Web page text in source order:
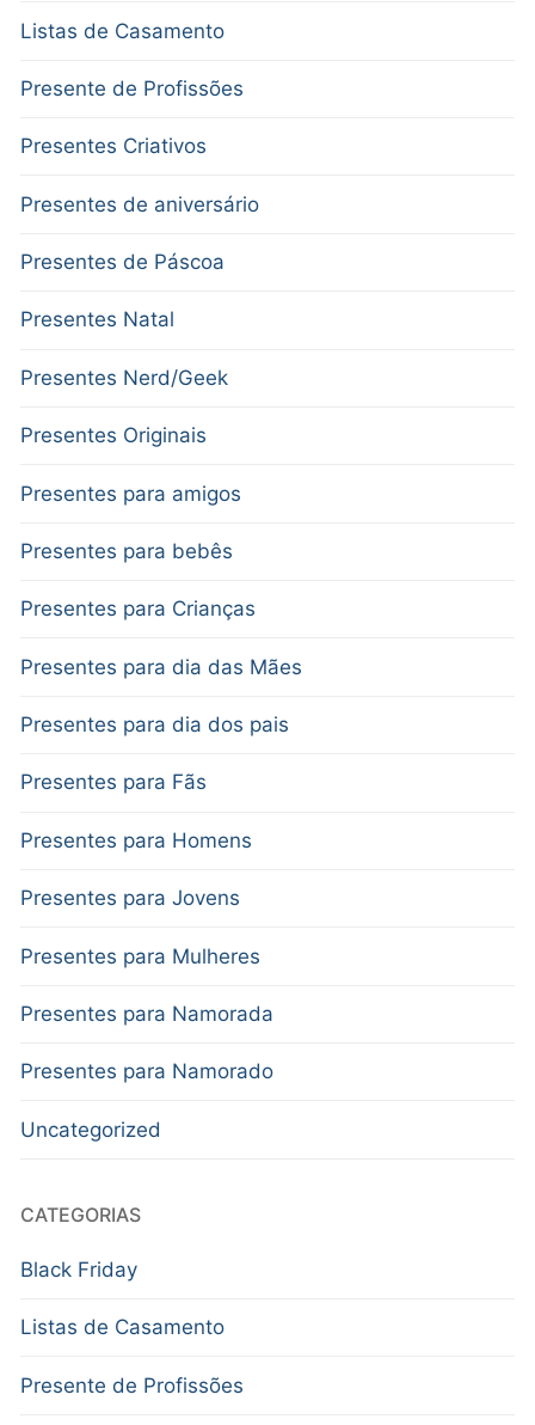
Listas de Casamento
Presente de Profissões
Presentes Criativos
Presentes de aniversário
Presentes de Páscoa
Presentes Natal
Presentes Nerd/Geek
Presentes Originais
Presentes para amigos
Presentes para bebês
Presentes para Crianças
Presentes para dia das Mães
Presentes para dia dos pais
Presentes para Fãs
Presentes para Homens
Presentes para Jovens
Presentes para Mulheres
Presentes para Namorada
Presentes para Namorado
Uncategorized
CATEGORIAS
Black Friday
Listas de Casamento
Presente de Profissões